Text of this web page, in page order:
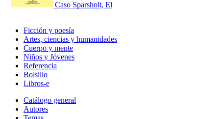
Caso Sparsholt, El
Ficción y poesía
Artes, ciencias y humanidades
Cuerpo y mente
Niños y Jóvenes
Referencia
Bolsillo
Libros-e
Catálogo general
Autores